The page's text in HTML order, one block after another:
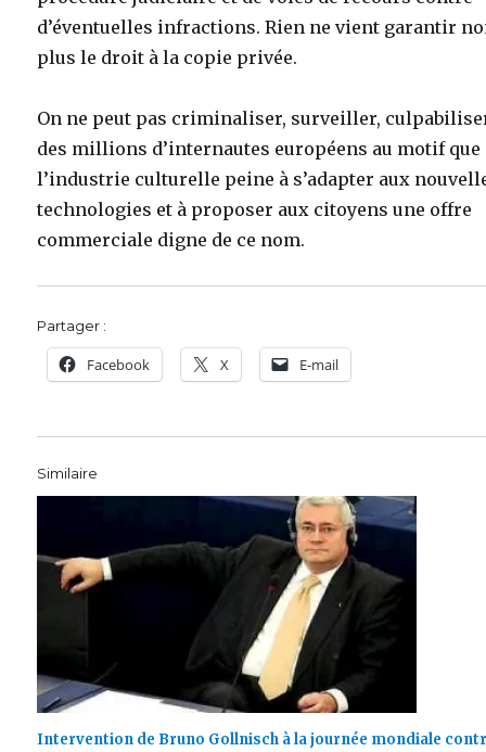
d’éventuelles infractions. Rien ne vient garantir
plus le droit à la copie privée.
On ne peut pas criminaliser, surveiller,
des millions d’internautes européens au motif que
l’industrie culturelle peine à s’adapter aux
technologies et à proposer aux citoyens une offre
commerciale digne de ce nom.
Partager :
Facebook X E-mail
Similaire
Intervention de Bruno Gollnisch à la journée mondiale